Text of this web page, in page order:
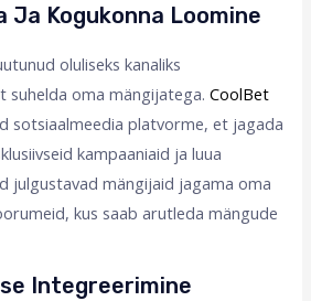
Ja Kogukonna Loomine
oluliseks kanaliks
suhelda oma mängijatega.CoolBet
sotsiaalmeedia platvorme, et jagada
kampaaniaid ja luua
julgustavad mängijaid jagama oma
kus saab arutleda mängude
Integreerimine